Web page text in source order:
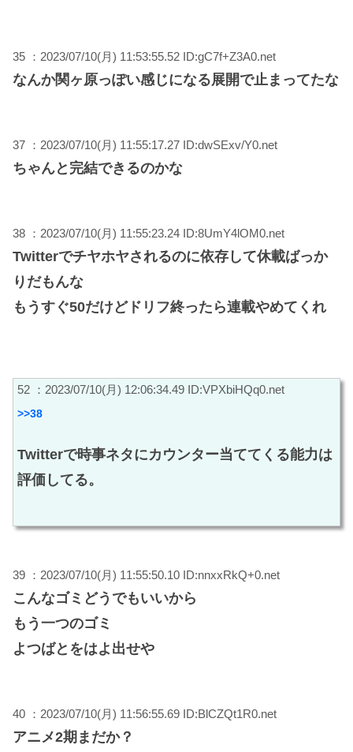
35 ：2023/07/10(月) 11:53:55.52 ID:gC7f+Z3A0.net
なんか関ヶ原っぽい感じになる展開で止まってたな
37 ：2023/07/10(月) 11:55:17.27 ID:dwSExv/Y0.net
ちゃんと完結できるのかな
38 ：2023/07/10(月) 11:55:23.24 ID:8UmY4lOM0.net
Twitterでチヤホヤされるのに依存して休載ばっか
りだもんな
もうすぐ50だけどドリフ終ったら連載やめてくれ
52 ：2023/07/10(月) 12:06:34.49 ID:VPXbiHQq0.net
>>38
Twitterで時事ネタにカウンター当ててくる能力は
評価してる。
39 ：2023/07/10(月) 11:55:50.10 ID:nnxxRkQ+0.net
こんなゴミどうでもいいから
もう一つのゴミ
よつばとをはよ出せや
40 ：2023/07/10(月) 11:56:55.69 ID:BlCZQt1R0.net
アニメ2期まだか？